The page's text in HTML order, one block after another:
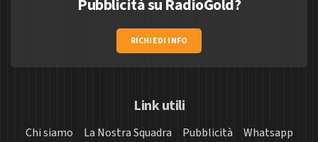
Pubblicità su RadioGold?
RICHIEDI INFO
Link utili
Chi siamo La Nostra Squadra Pubblicità
Whatsapp